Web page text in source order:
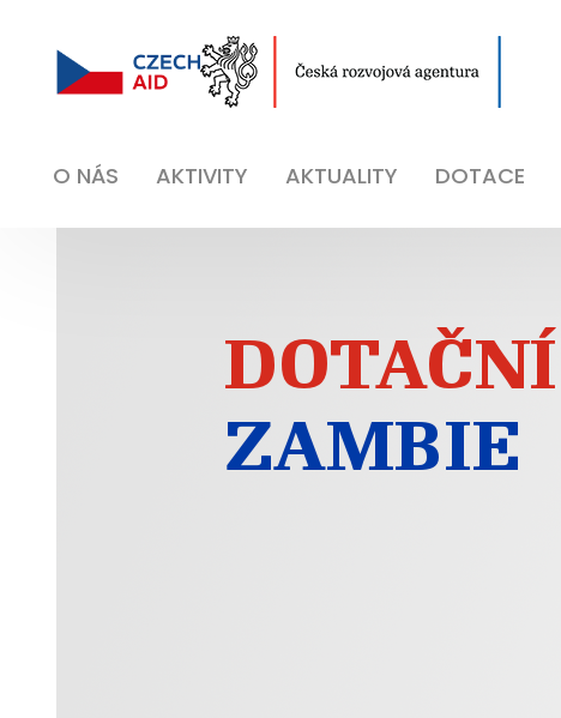
O NÁS AKTIVITY AKTUALITY DOTACE